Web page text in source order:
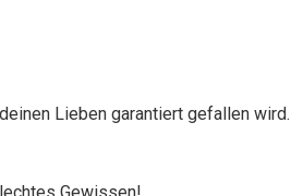
Lieben garantiert gefallen wird.